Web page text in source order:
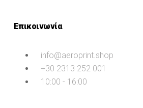
Επικοινωνία
info@aeroprint.shop
+30 2313 252 001
10:00 - 16:00